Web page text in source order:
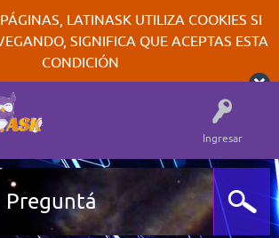
LATINASK UTILIZA COOKIES SI
SIGNIFICA QUE ACEPTAS ESTA
CONDICIÓN
Ingresar
Preguntá